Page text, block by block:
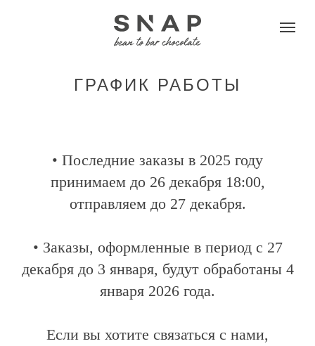
ГРАФИК РАБОТЫ
• Последние заказы в 2025 году
принимаем до 26 декабря 18:00,
отправляем до 27 декабря.
• Заказы, оформленные в период с 27
декабря до 3 января, будут обработаны 4
января 2026 года.
Если вы хотите связаться с нами,